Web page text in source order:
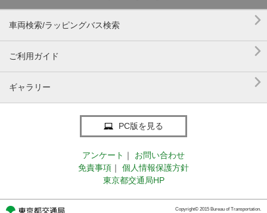
車両検索/ラッピングバス検索 
ご利用ガイド 
ギャラリー 
PC版を見る
アンケート ｜
お問い合わせ
免責事項 ｜
個人情報保護方針
東京都交通局HP
Copyright© 2015 Bureau of Transportation.